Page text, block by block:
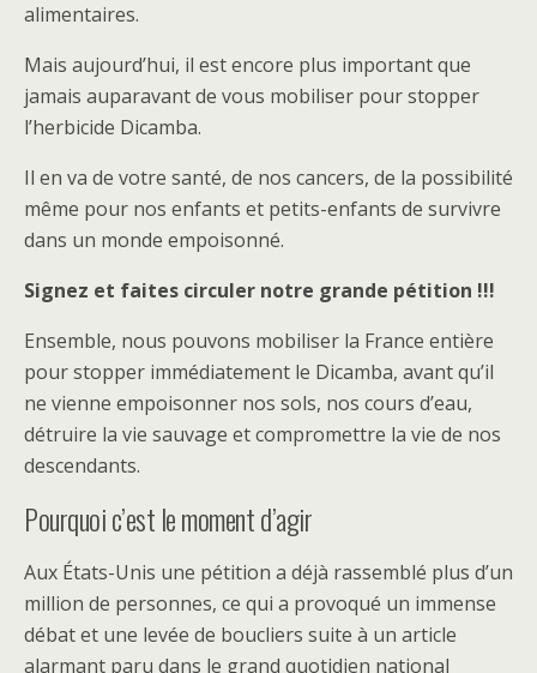
alimentaires.
Mais aujourd’hui, il est encore plus important que
jamais auparavant de vous mobiliser pour stopper
l’herbicide Dicamba.
Il en va de votre santé, de nos cancers, de la possibilité
même pour nos enfants et petits-enfants de survivre
dans un monde empoisonné.
Signez et faites circuler notre grande pétition !!!
Ensemble, nous pouvons mobiliser la France entière
pour stopper immédiatement le Dicamba, avant qu’il
ne vienne empoisonner nos sols, nos cours d’eau,
détruire la vie sauvage et compromettre la vie de nos
descendants.
Pourquoi c’est le moment d’agir
Aux États-Unis une pétition a déjà rassemblé plus d’un
million de personnes, ce qui a provoqué un immense
débat et une levée de boucliers suite à un article
alarmant paru dans le grand quotidien national